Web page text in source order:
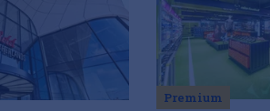
Premium